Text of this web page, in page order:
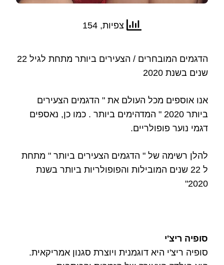
צפיות, 154
הדגמים המובחרים / הצעירים ביותר מתחת לגיל 22
שנים בשנת 2020
אנו אוספים מכל העולם את " הדגמים הצעירים
ביותר 2020 " המדהימים ביותר . כמו כן, נאספים
דגמי נוער פופולריים.
להלן רשימה של " הדגמים הצעירים ביותר " מתחת
ל 22 שנים המובילות והפופולריות ביותר בשנת
2020"
סופיה ריצ'י
סופיה ריצ'י היא דוגמנית ויוצרת סגנון אמריקאית.